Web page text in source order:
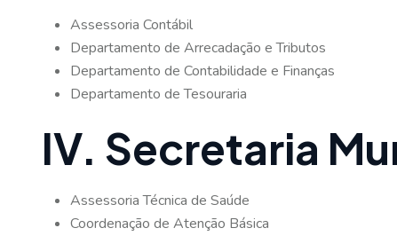
Assessoria Contábil
Departamento de Arrecadação e Tributos
Departamento de Contabilidade e Finanças
Departamento de Tesouraria
IV. Secretaria
Assessoria Técnica de Saúde
Coordenação de Atenção Básica